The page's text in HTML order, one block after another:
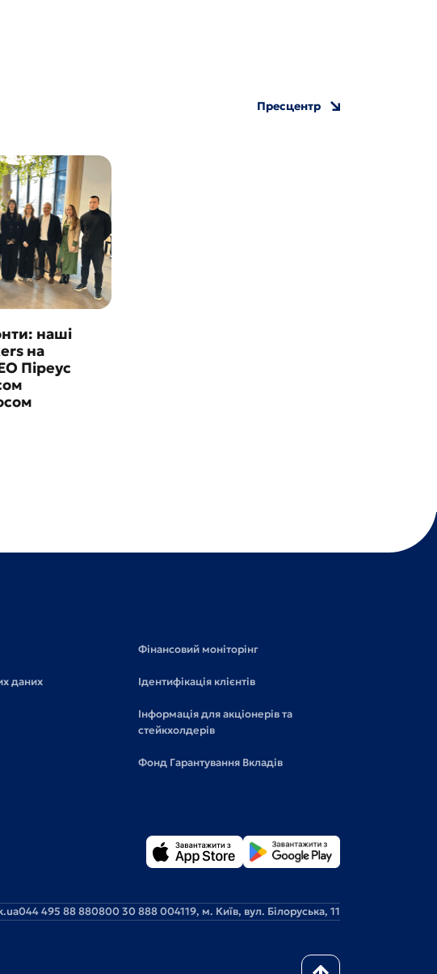
Пресцентр
наші
на
Піреус
даних
Фінансовий моніторінг
Ідентифікація клієнтів
Інформація для акціонерів та
стейкхолдерів
Фонд Гарантування Вкладів
044 495 88 880800 30 888 004119, м. Київ, вул. Білоруська, 11